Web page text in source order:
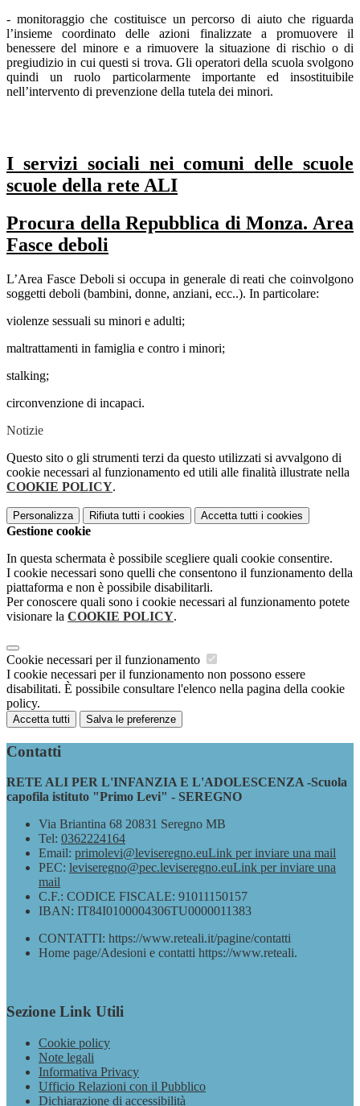
- monitoraggio che costituisce un percorso di aiuto che riguarda
l’insieme coordinato delle azioni finalizzate a promuovere il
benessere del minore e a rimuovere la situazione di rischio o di
pregiudizio in cui questi si trova. Gli operatori della scuola svolgono
quindi un ruolo particolarmente importante ed insostituibile
nell’intervento di prevenzione della tutela dei minori.
I servizi sociali nei comuni delle scuole
scuole della rete ALI
Procura della Repubblica di Monza. Area
Fasce deboli
L’Area Fasce Deboli si occupa in generale di reati che coinvolgono
soggetti deboli (bambini, donne, anziani, ecc..). In particolare:
violenze sessuali su minori e adulti;
maltrattamenti in famiglia e contro i minori;
stalking;
circonvenzione di incapaci.
Notizie
Questo sito o gli strumenti terzi da questo utilizzati si avvalgono di
cookie necessari al funzionamento ed utili alle finalità illustrate nella
COOKIE POLICY.
Personalizza Rifiuta tutti i cookies Accetta tutti i cookies
Gestione cookie
In questa schermata è possibile scegliere quali cookie consentire.
I cookie necessari sono quelli che consentono il funzionamento della
piattaforma e non è possibile disabilitarli.
Per conoscere quali sono i cookie necessari al funzionamento potete
visionare la COOKIE POLICY.
Cookie necessari per il funzionamento
I cookie necessari per il funzionamento non possono essere
disabilitati. È possibile consultare l'elenco nella pagina della cookie
policy.
Accetta tutti Salva le preferenze
Contatti
RETE ALI PER L'INFANZIA E L'ADOLESCENZA -Scuola
capofila istituto "Primo Levi" - SEREGNO
Via Briantina 68 20831 Seregno MB
Tel: 0362224164
Email: primolevi@leviseregno.euLink per inviare una mail
PEC: leviseregno@pec.leviseregno.euLink per inviare una
mail
C.F.: CODICE FISCALE: 91011150157
IBAN: IT84I0100004306TU0000011383
CONTATTI: https://www.reteali.it/pagine/contatti
Home page/Adesioni e contatti https://www.reteali.
Sezione Link Utili
Cookie policy
Note legali
Informativa Privacy
Ufficio Relazioni con il Pubblico
Dichiarazione di accessibilità